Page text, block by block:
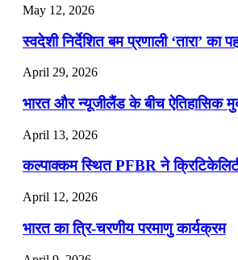
May 12, 2026
स्वदेशी निर्देशित बम प्रणाली ‘तारा’ का
April 29, 2026
भारत और न्यूजीलैंड के बीच ऐतिहासिक
April 13, 2026
कल्पाक्कम स्थित PFBR ने क्रिटिकेलिटी
April 12, 2026
भारत का त्रि-चरणीय परमाणु कार्यक्रम